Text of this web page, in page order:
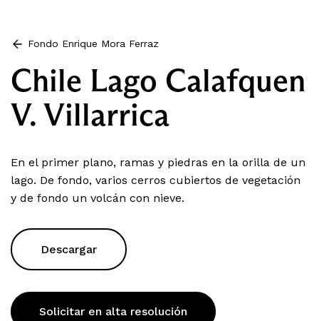
Fondo Enrique Mora Ferraz
Chile Lago Calafquen
V. Villarrica
En el primer plano, ramas y piedras en la orilla de un
lago. De fondo, varios cerros cubiertos de vegetación
y de fondo un volcán con nieve.
Descargar
Solicitar en alta resolución